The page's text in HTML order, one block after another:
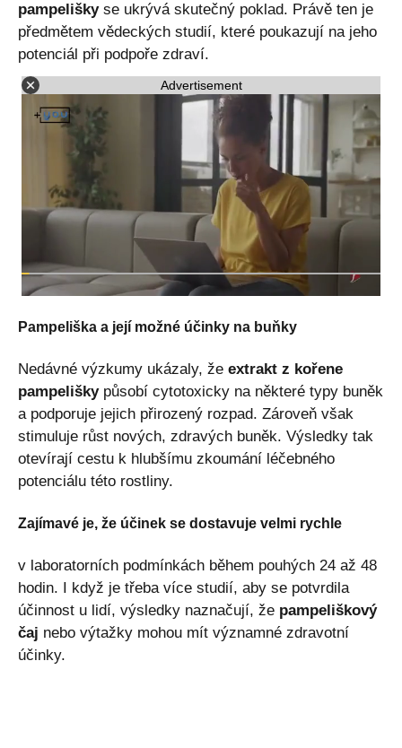
pampeliškyse ukrývá skutečný poklad. Právě ten je
předmětem vědeckých studií, které poukazují na jeho
potenciál při podpoře zdraví.
Advertisement
Pampeliška a její možné účinky na buňky
Nedávné výzkumy ukázaly, že extrakt z kořene
pampeliškypůsobí cytotoxicky na některé typy buněk
a podporuje jejich přirozený rozpad. Zároveň však
stimuluje růst nových, zdravých buněk. Výsledky tak
otevírají cestu k hlubšímu zkoumání léčebného
potenciálu této rostliny.
Zajímavé je, že účinek se dostavuje velmi rychle
v laboratorních podmínkách během pouhých 24 až 48
hodin. I když je třeba více studií, aby se potvrdila
účinnost u lidí, výsledky naznačují, že pampeliškový
čaj nebo výtažky mohou mít významné zdravotní
účinky.